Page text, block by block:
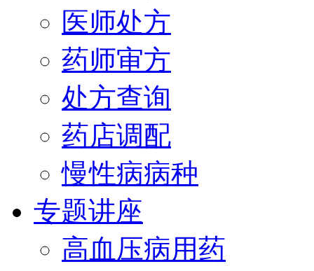
医师处方
药师审方
处方查询
药店调配
慢性病病种
专题讲座
高血压病用药